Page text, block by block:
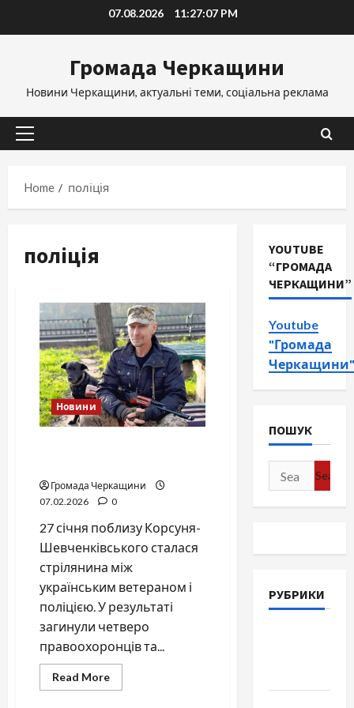
07.08.2026 11:27:08 PM
Громада Черкащини
Новини Черкащини, актуальні теми, соціальна реклама
Primary
Home
поліція
поліція
Новини
Громада Черкащини
07.02.2026
0
27 січня поблизу Корсуня-
Шевченківського сталася
стрілянина між
українським ветераном і
поліцією. У результаті
загинули четверо
правоохоронців та...
Read MoreRead
more
YOUTUBE
“ГРОМАДА
ЧЕРКАЩИНИ”
Youtube
"Громада
Черкащини"
ПОШУК
Search
for:
РУБРИКИ